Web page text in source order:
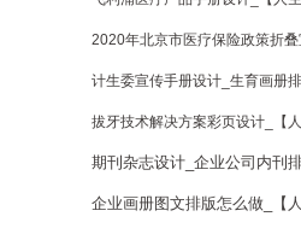
2020年北京市医疗保险政策折
计生委宣传手册设计_生育画册
拔牙技术解决方案彩页设计_【
期刊杂志设计_企业公司内刊
企业画册图文排版怎么做_【